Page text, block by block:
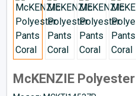
McKENZIE